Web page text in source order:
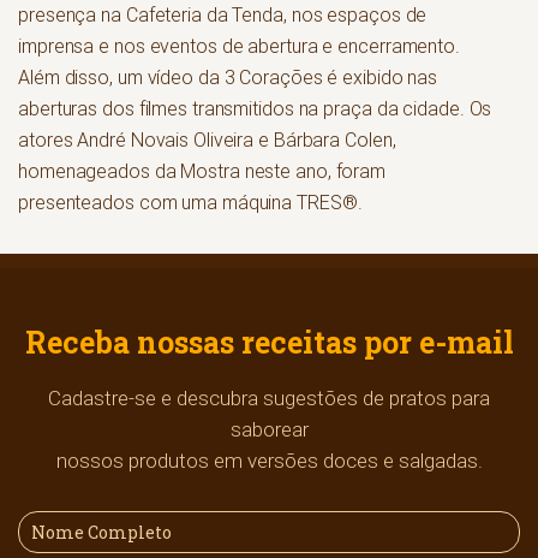
presença na Cafeteria da Tenda, nos espaços de
imprensa e nos eventos de abertura e encerramento.
Além disso, um vídeo da 3 Corações é exibido nas
aberturas dos filmes transmitidos na praça da cidade. Os
atores André Novais Oliveira e Bárbara Colen,
homenageados da Mostra neste ano, foram
presenteados com uma máquina TRES®.
Receba nossas receitas por e-mail
Cadastre-se e descubra sugestões de pratos para
saborear
nossos produtos em versões doces e salgadas.